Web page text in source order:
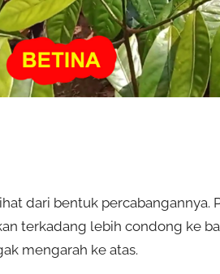
dari bentuk percabangannya.
terkadang lebih condong ke
mengarah ke atas.